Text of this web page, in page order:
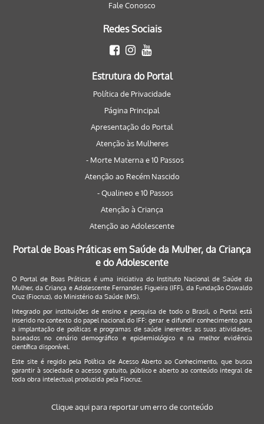
Fale Conosco
Redes Sociais
Estrutura do Portal
Política de Privacidade
Página Principal
Apresentação do Portal
Atenção às Mulheres
- Morte Materna e 10 Passos
Atenção ao Recém Nascido
- Qualineo e 10 Passos
Atenção à Criança
Atenção ao Adolescente
Portal de Boas Práticas em Saúde da Mulher, da Criança
e do Adolescente
O Portal de Boas Práticas é uma iniciativa do Instituto Nacional de Saúde da
Mulher, da Criança e Adolescente Fernandes Figueira (IFF), da Fundação Oswaldo
Cruz (Fiocruz), do Ministério da Saúde (MS).
Integrado por instituições de ensino e pesquisa de todo o Brasil, o Portal está
inserido no contexto do papel nacional do IFF: gerar e difundir conhecimento para
a implantação de políticas e programas de saúde inerentes as suas atividades,
baseados no cenário demográfico e epidemiológico e na melhor evidência
científica disponível.
Este site é regido pela Política de Acesso Aberto ao Conhecimento, que busca
garantir à sociedade o acesso gratuito, público e aberto ao conteúdo integral de
toda obra intelectual produzida pela Fiocruz.
Clique aqui para reportar um erro de conteúdo